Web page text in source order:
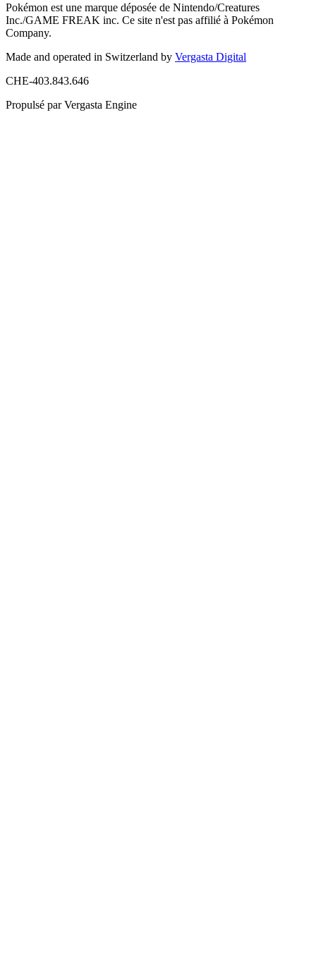
Pokémon est une marque déposée de Nintendo/Creatures
Inc./GAME FREAK inc. Ce site n'est pas affilié à Pokémon
Company.
Made and operated in Switzerland by Vergasta Digital
CHE-403.843.646
Propulsé par Vergasta Engine